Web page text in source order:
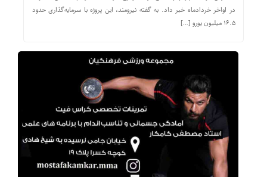
در اواخر خردادماه خبر داد. به گفته نیرومند، این پروژه با سرمایه‌گذاری حدود
۱۶.۵ میلیون یورو […]